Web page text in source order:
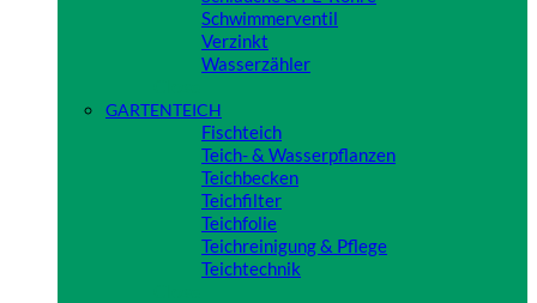
Schwimmerventil
Verzinkt
Wasserzähler
GARTENTEICH
Fischteich
Teich- & Wasserpflanzen
Teichbecken
Teichfilter
Teichfolie
Teichreinigung & Pflege
Teichtechnik